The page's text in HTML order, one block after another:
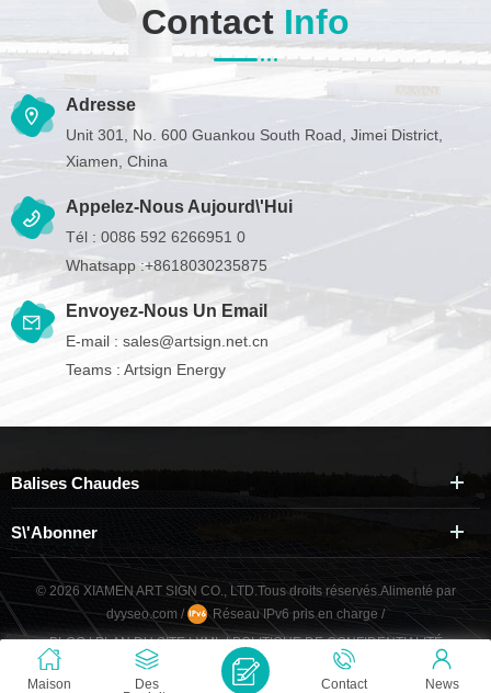
Contact Info
Adresse
Unit 301, No. 600 Guankou South Road, Jimei District,
Xiamen, China
Appelez-Nous Aujourd\'hui
Tél : 0086 592 6266951 0
Whatsapp :+8618030235875
Envoyez-Nous Un Email
E-mail : sales@artsign.net.cn
Teams : Artsign Energy
Balises Chaudes
S\'abonner
© 2026 XIAMEN ART SIGN CO., LTD.Tous droits réservés. Alimenté par
dyyseo.com / Réseau IPv6 pris en charge /
BLOG|PLAN DU SITE|XML|POLITIQUE DE CONFIDENTIALITÉ
Maison
Des
News
Contact